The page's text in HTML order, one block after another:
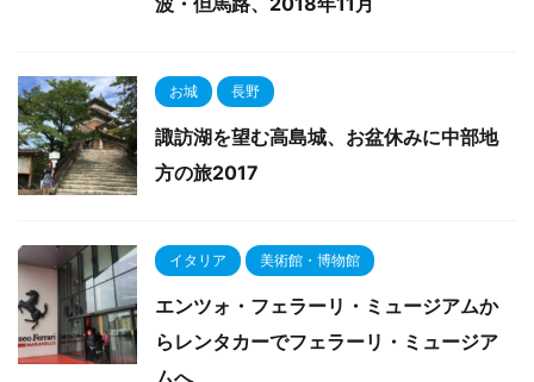
お城 長野
諏訪湖を望む高島城、お盆休みに中部地
方の旅2017
イタリア 美術館・博物館
エンツォ・フェラーリ・ミュージアムか
らレンタカーでフェラーリ・ミュージア
ムへ